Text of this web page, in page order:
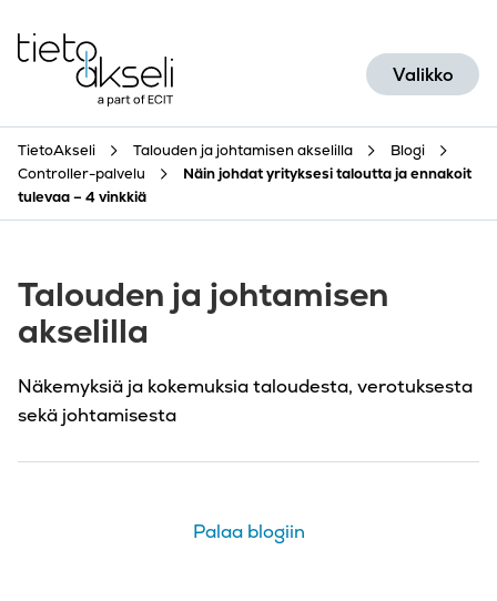
Valikko
TietoAkseli Talouden ja johtamisen akselilla
Blogi
Controller-palvelu
Näin johdat yrityksesi taloutta ja ennakoit
tulevaa – 4 vinkkiä
Talouden ja johtamisen
akselilla
Näkemyksiä ja kokemuksia taloudesta, verotuksesta
sekä johtamisesta
Palaa blogiin